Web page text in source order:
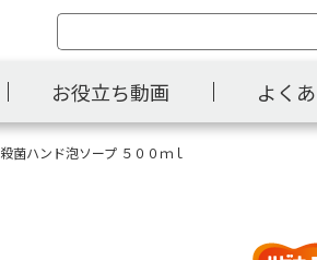
お役立ち動画 よく
殺菌ハンド泡ソープ ５００ｍｌ